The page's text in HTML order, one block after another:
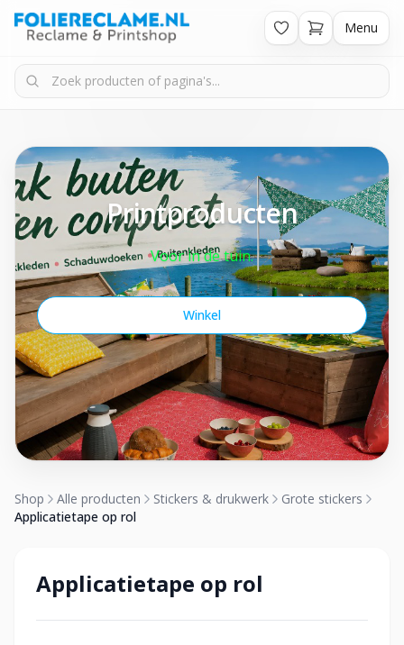
Menu
Printproducten
Voor in de tuin.
Winkel
Shop Alle producten Stickers & drukwerk
Grote stickers
Applicatietape op rol
Applicatietape op rol